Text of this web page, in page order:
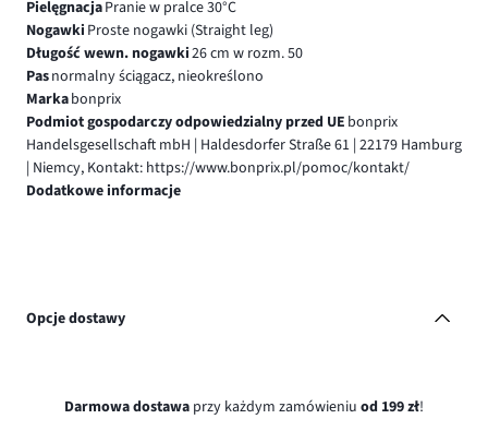
PielęgnacjaPranie w pralce 30°C
Nogawki Proste nogawki (Straight leg)
Długość wewn. nogawki26 cm w rozm. 50
Pasnormalny ściągacz, nieokreślono
Markabonprix
Podmiot gospodarczy odpowiedzialny przed UE bonprix
Handelsgesellschaft mbH | Haldesdorfer Straße 61 | 22179 Hamburg
| Niemcy, Kontakt: https://www.bonprix.pl/pomoc/kontakt/
Dodatkowe informacje
Opcje dostawy
Darmowa dostawa przy każdym zamówieniu od 199 zł!